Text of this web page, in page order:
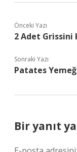
Önceki Yazı
2 Adet Grissini
Sonraki Yazı
Patates
Bir yanıt